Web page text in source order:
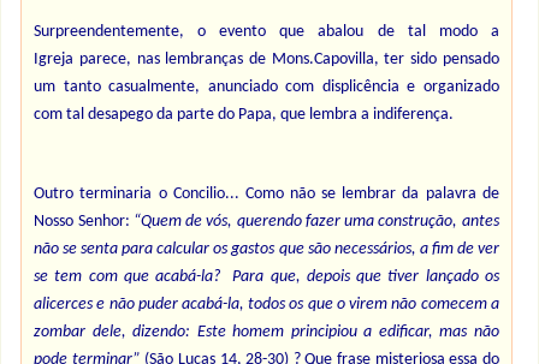
Surpreendentemente, o evento que abalou de tal modo a
Igreja parece, nas lembranças de Mons.Capovilla, ter sido pensado
um tanto casualmente, anunciado com displicência e organizado
com tal desapego da parte do Papa, que lembra a indiferença.
Outro terminaria o Concilio... Como não se lembrar da palavra de
Nosso Senhor: “Quem de vós, querendo fazer uma construção, antes
não se senta para calcular os gastos que são necessários, a fim de ver
se tem com que acabá-la? Para que, depois que tiver lançado os
alicerces e não puder acabá-la, todos os que o virem não comecem a
zombar dele, dizendo: Este homem principiou a edificar, mas não
pode terminar” (São Lucas 14, 28-30) ? Que frase misteriosa essa do